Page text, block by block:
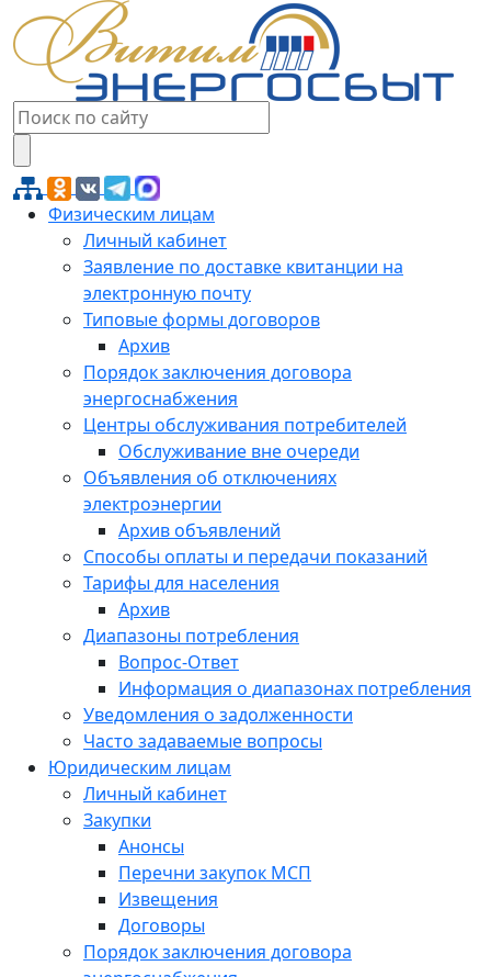
Физическим лицам
Личный кабинет
Заявление по доставке квитанции на
электронную почту
Типовые формы договоров
Архив
Порядок заключения договора
энергоснабжения
Центры обслуживания потребителей
Обслуживание вне очереди
Объявления об отключениях
электроэнергии
Архив объявлений
Способы оплаты и передачи показаний
Тарифы для населения
Архив
Диапазоны потребления
Вопрос-Ответ
Информация о диапазонах потребления
Уведомления о задолженности
Часто задаваемые вопросы
Юридическим лицам
Личный кабинет
Закупки
Анонсы
Перечни закупок МСП
Извещения
Договоры
Порядок заключения договора